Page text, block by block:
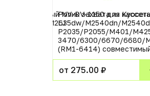
совместимый NV-DV-1150 для
M2635dn/M2635dw/M2540dn/
Ролик захвата из
LJ
P2035/P2055/M401/
3470/6300/6670/6680/
(RM1-6414)
от 275.00 ₽